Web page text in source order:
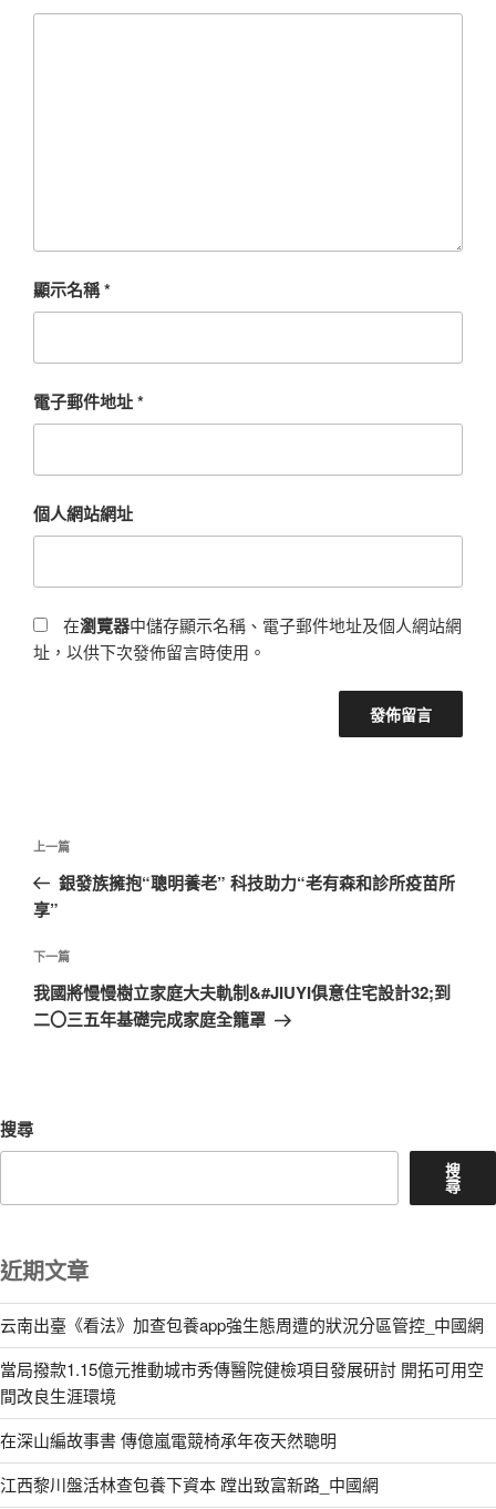
顯示名稱*
電子郵件地址*
個人網站網址
在瀏覽器中儲存顯示名稱、電子郵件地址及個人網站網
址，以供下次發佈留言時使用。
文
導
覽
上
一
篇
章
上一篇
銀發族擁抱“聰明養老” 科技助力“老有森和診所疫苗所
享”
下
一
篇
下一篇
我國將慢慢樹立家庭大夫軌制&#JIUYI俱意住宅設計32;到
二〇三五年基礎完成家庭全籠罩
搜尋
搜
尋
近期文章
云南出臺《看法》加查包養app強生態周遭的狀況分區管控_中國網
當局撥款1.15億元推動城市秀傳醫院健檢項目發展研討 開拓可用空
間改良生涯環境
在深山編故事書 傳億嵐電競椅承年夜天然聰明
江西黎川盤活林查包養下資本 蹚出致富新路_中國網